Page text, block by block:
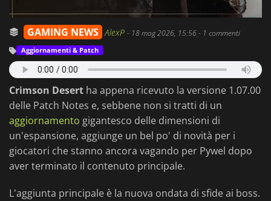
GAMING NEWS AlexP - 18 mag 2026, 15:56- 1 commenti
Aggiornamenti & Patch
Crimson Desert ha appena ricevuto la versione 1.07.00
delle Patch Notes e, sebbene non si tratti di un
aggiornamento gigantesco delle dimensioni di
un'espansione, aggiunge un bel po' di novità per i
giocatori che stanno ancora vagando per Pywel dopo
aver terminato il contenuto principale.
L'aggiunta principale è la nuova ondata di sfide ai boss.